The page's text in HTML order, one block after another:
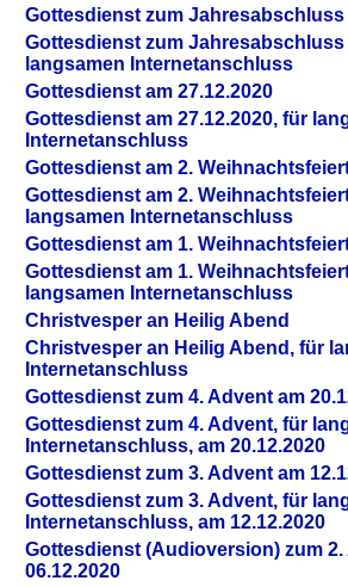
Gottesdienst zum Jahresabschluss
Gottesdienst zum Jahresabschluss
langsamen Internetanschluss
Gottesdienst am 27.12.2020
Gottesdienst am 27.12.2020, für
Internetanschluss
Gottesdienst am 2.
Gottesdienst am 2.
langsamen Internetanschluss
Gottesdienst am 1.
Gottesdienst am 1.
langsamen Internetanschluss
Christvesper an Heilig Abend
Christvesper an Heilig Abend, für
Internetanschluss
Gottesdienst zum 4. Advent am
Gottesdienst zum 4. Advent, für
Internetanschluss, am 20.12.2020
Gottesdienst zum 3. Advent am
Gottesdienst zum 3. Advent, für
Internetanschluss, am 12.12.2020
Gottesdienst (Audioversion) zum 2.
06.12.2020